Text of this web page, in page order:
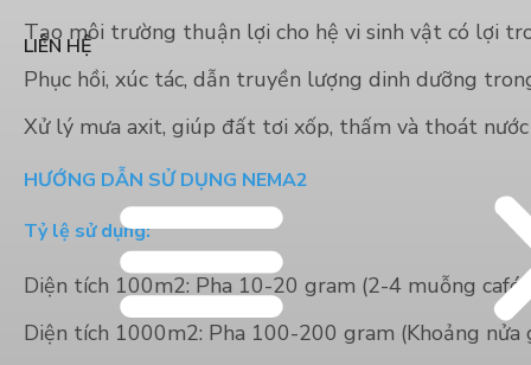
LIÊN HỆ
Tạo môi trường thuận lợi cho hệ vi sinh vật có lợi
Phục hồi, xúc tác, dẫn truyền lượng dinh dưỡng
Xử lý mưa axit, giúp đất tơi xốp, thấm và thoát
HƯỚNG DẪN SỬ DỤNG NEMA2
Tỷ lệ sử dụng:
Diện tích 100m2: Pha 10-20 gram (2-4 muỗng
Diện tích 1000m2: Pha 100-200 gram (Khoảng